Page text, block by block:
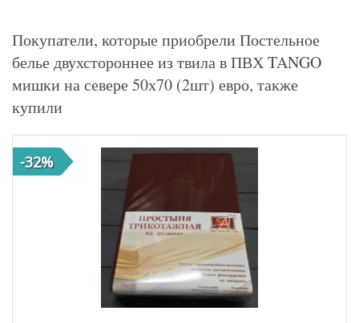
Покупатели, которые приобрели Постельное
белье двухстороннее из твила в ПВХ TANGO
мишки на севере 50х70 (2шт) евро, также
купили
-32%